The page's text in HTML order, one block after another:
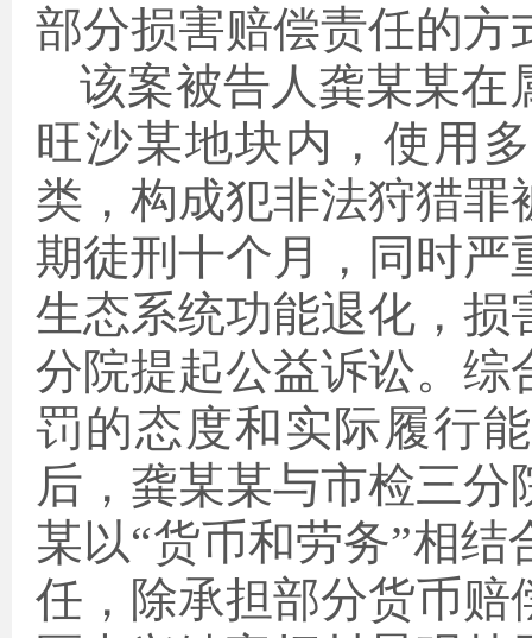
部分损害赔偿责任的方
该案被告人龚某某在
旺沙某地块内，使用
类， 构成犯非法狩猎罪
期徒刑十个月，同时严
生态系统功能退化，损
分院提起公益诉讼。综
罚的态度和实际履行
后 ，龚某某与市检三分
某以“货币和劳务”相
任，除承担部分货币赔